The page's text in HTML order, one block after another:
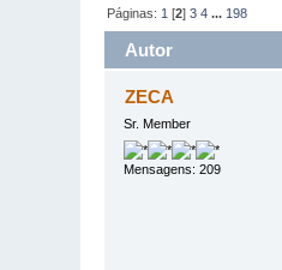
Páginas: 1 [2]3 4 ... 198
Autor
ZECA
Sr. Member
Mensagens: 209